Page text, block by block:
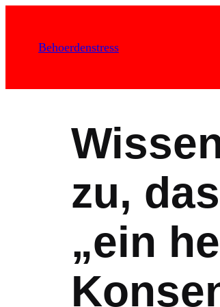
springenBehoerdenstress
zu,
„ein